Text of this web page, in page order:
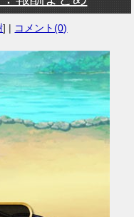
] | コメント(0)